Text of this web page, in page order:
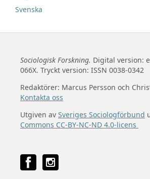
Svenska
Sociologisk Forskning. Digital version:
066X. Tryckt version: ISSN 0038-0342
Redaktörer: Marcus Persson och
Kontakta oss
Utgiven av Sveriges Sociologförbund
Commons CC-BY-NC-ND 4.0-licens